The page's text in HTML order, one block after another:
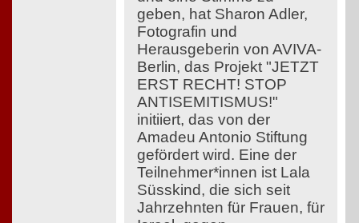
geben, hat Sharon Adler,
Fotografin und
Herausgeberin von AVIVA-
Berlin, das Projekt "JETZT
ERST RECHT! STOP
ANTISEMITISMUS!"
initiiert, das von der
Amadeu Antonio Stiftung
gefördert wird. Eine der
Teilnehmer*innen ist Lala
Süsskind, die sich seit
Jahrzehnten für Frauen, für